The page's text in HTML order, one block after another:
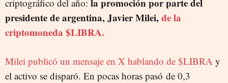
criptográfico del año: la promoción por parte del
presidente de argentina, Javier Milei,de la
criptomoneda $LIBRA.
Milei publicó un mensaje en X hablando de $LIBRA y
el activo se disparó. En pocas horas pasó de 0,3